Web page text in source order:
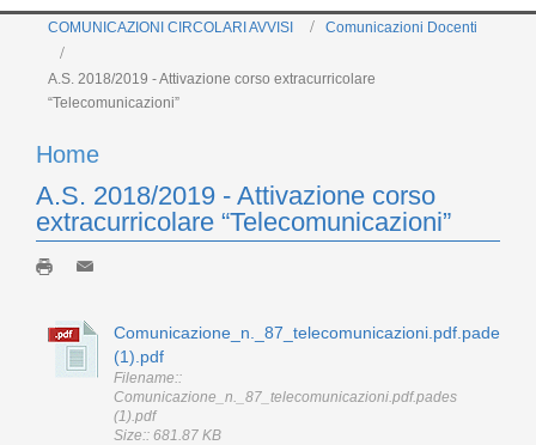
COMUNICAZIONI CIRCOLARI AVVISI Comunicazioni Docenti
A.S. 2018/2019 - Attivazione corso extracurricolare
“Telecomunicazioni”
Home
A.S. 2018/2019 - Attivazione corso
extracurricolare “Telecomunicazioni”
Comunicazione_n._87_telecomunicazioni.pdf.pades
(1).pdf
Filename::
Comunicazione_n._87_telecomunicazioni.pdf.pades
(1).pdf
Size:: 681.87 KB